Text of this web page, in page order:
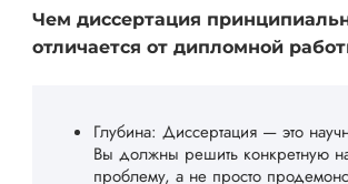
Чем диссертация
отличается от дипломной
Глубина: Диссертация — это
Вы должны решить конкретную
проблему, а не просто